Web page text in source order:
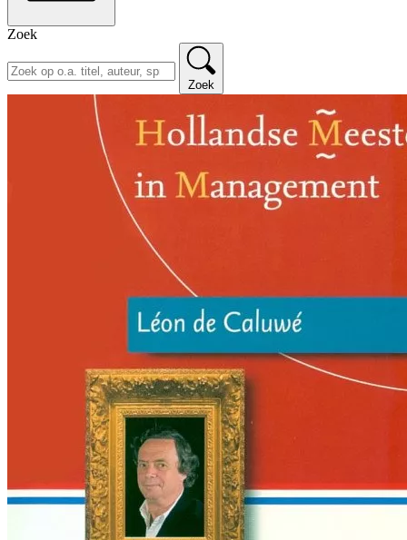
Zoek
Zoek